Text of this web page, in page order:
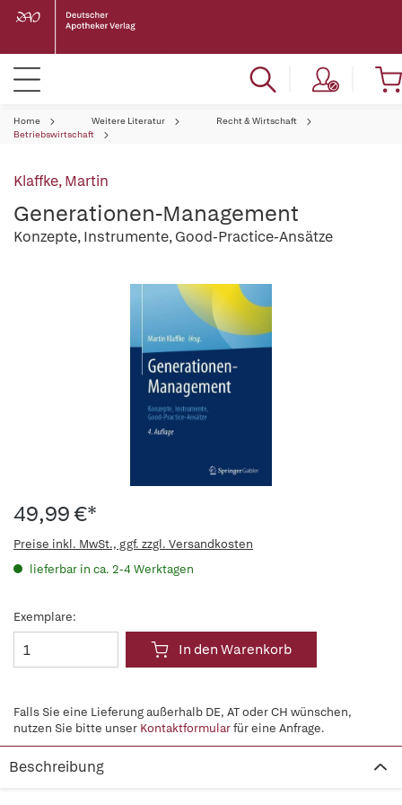
Home Weitere Literatur
Recht & Wirtschaft
Betriebswirtschaft
Klaffke, Martin
Generationen-Management
Konzepte, Instrumente, Good-Practice-Ansätze
49,99 €*
Preise inkl. MwSt., ggf. zzgl. Versandkosten
lieferbar in ca. 2-4 Werktagen
Exemplare:
In den Warenkorb
Falls Sie eine Lieferung außerhalb DE, AT oder CH wünschen,
nutzen Sie bitte unser Kontaktformularfür eine Anfrage.
Beschreibung